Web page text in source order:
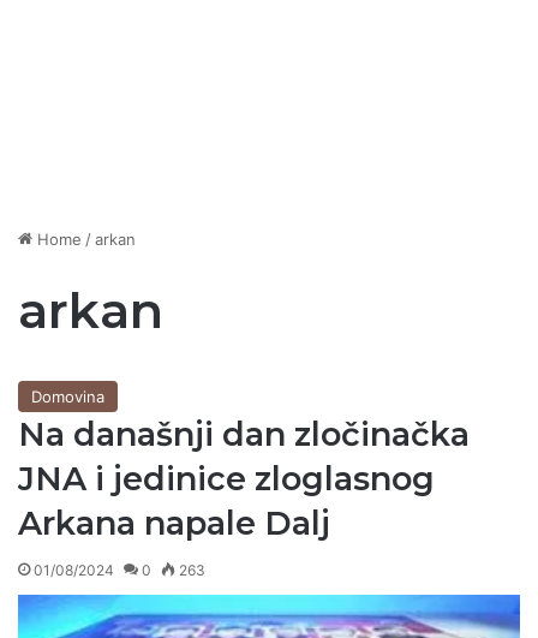
Home /arkan
arkan
Domovina
Na današnji dan zločinačka
JNA i jedinice zloglasnog
Arkana napale Dalj
01/08/2024 0 263